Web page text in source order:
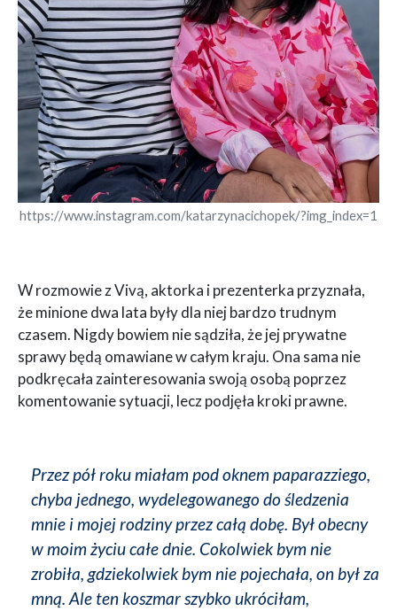
https://www.instagram.com/katarzynacichopek/?img_index=1
W rozmowie z Vivą, aktorka i prezenterka przyznała,
że minione dwa lata były dla niej bardzo trudnym
czasem. Nigdy bowiem nie sądziła, że jej prywatne
sprawy będą omawiane w całym kraju. Ona sama nie
podkręcała zainteresowania swoją osobą poprzez
komentowanie sytuacji, lecz podjęła kroki prawne.
Przez pół roku miałam pod oknem paparazziego,
chyba jednego, wydelegowanego do śledzenia
mnie i mojej rodziny przez całą dobę. Był obecny
w moim życiu całe dnie. Cokolwiek bym nie
zrobiła, gdziekolwiek bym nie pojechała, on był za
mną. Ale ten koszmar szybko ukróciłam,